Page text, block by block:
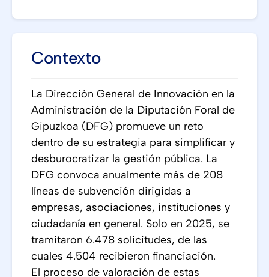
Contexto
La Dirección General de Innovación en la
Administración de la Diputación Foral de
Gipuzkoa (DFG) promueve un reto
dentro de su estrategia para simplificar y
desburocratizar la gestión pública. La
DFG convoca anualmente más de 208
líneas de subvención dirigidas a
empresas, asociaciones, instituciones y
ciudadanía en general. Solo en 2025, se
tramitaron 6.478 solicitudes, de las
cuales 4.504 recibieron financiación.
El proceso de valoración de estas